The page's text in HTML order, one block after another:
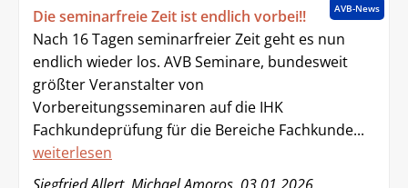
AVB-News
Die seminarfreie Zeit ist endlich vorbei!!
Nach 16 Tagen seminarfreier Zeit geht es nun
endlich wieder los. AVB Seminare, bundesweit
größter Veranstalter von
Vorbereitungsseminaren auf die IHK
Fachkundeprüfung für die Bereiche Fachkunde...
weiterlesen